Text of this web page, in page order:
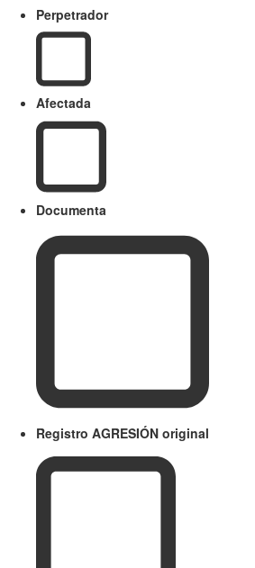
Perpetrador
Afectada
Documenta
Registro AGRESIÓN original